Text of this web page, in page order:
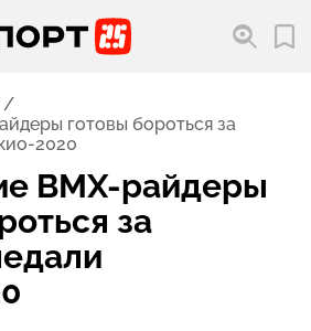
готовы бороться за
2020
BMX-райдеры
за